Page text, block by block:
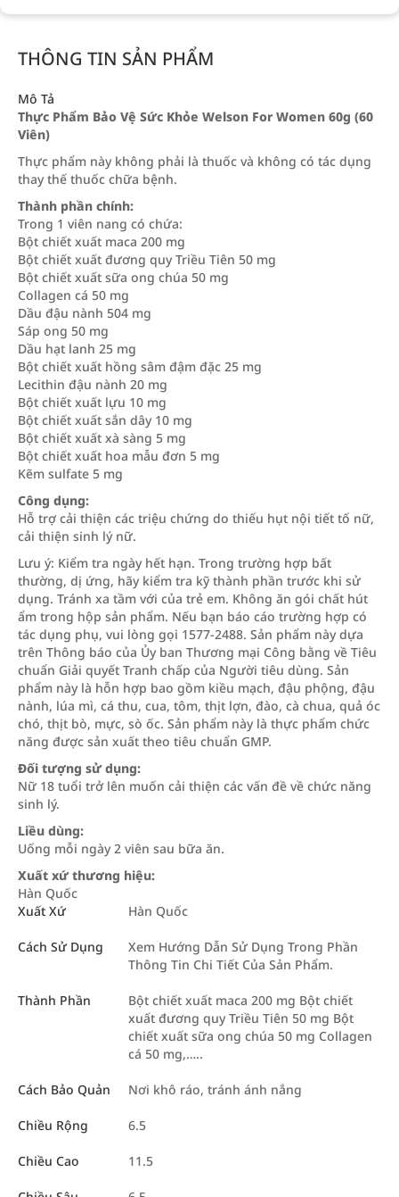
THÔNG TIN SẢN PHẨM
Mô Tả
Thực Phẩm Bảo Vệ Sức Khỏe Welson For Women 60g (60
Viên)
Thực phẩm này không phải là thuốc và không có tác dụng
thay thế thuốc chữa bệnh.
Thành phần chính:
Trong 1 viên nang có chứa:
Bột chiết xuất maca 200 mg
Bột chiết xuất đương quy Triều Tiên 50 mg
Bột chiết xuất sữa ong chúa 50 mg
Collagen cá 50 mg
Dầu đậu nành 504 mg
Sáp ong 50 mg
Dầu hạt lanh 25 mg
Bột chiết xuất hồng sâm đậm đặc 25 mg
Lecithin đậu nành 20 mg
Bột chiết xuất lựu 10 mg
Bột chiết xuất sắn dây 10 mg
Bột chiết xuất xà sàng 5 mg
Bột chiết xuất hoa mẫu đơn 5 mg
Kẽm sulfate 5 mg
Công dụng:
Hỗ trợ cải thiện các triệu chứng do thiếu hụt nội tiết tố nữ,
cải thiện sinh lý nữ.
Lưu ý: Kiểm tra ngày hết hạn. Trong trường hợp bất
thường, dị ứng, hãy kiểm tra kỹ thành phần trước khi sử
dụng. Tránh xa tầm với của trẻ em. Không ăn gói chất hút
ẩm trong hộp sản phẩm. Nếu bạn báo cáo trường hợp có
tác dụng phụ, vui lòng gọi 1577-2488. Sản phẩm này dựa
trên Thông báo của Ủy ban Thương mại Công bằng về Tiêu
chuẩn Giải quyết Tranh chấp của Người tiêu dùng. Sản
phẩm này là hỗn hợp bao gồm kiều mạch, đậu phộng, đậu
nành, lúa mì, cá thu, cua, tôm, thịt lợn, đào, cà chua, quả óc
chó, thịt bò, mực, sò ốc. Sản phẩm này là thực phẩm chức
năng được sản xuất theo tiêu chuẩn GMP.
Đối tượng sử dụng:
Nữ 18 tuổi trở lên muốn cải thiện các vấn đề về chức năng
sinh lý.
Liều dùng:
Uống mỗi ngày 2 viên sau bữa ăn.
Xuất xứ thương hiệu:
Hàn Quốc
Xuất Xứ
Hàn Quốc
Cách Sử Dụng
Xem Hướng Dẫn Sử Dụng Trong Phần
Thông Tin Chi Tiết Của Sản Phẩm.
Thành Phần
Bột chiết xuất maca 200 mg Bột chiết
xuất đương quy Triều Tiên 50 mg Bột
chiết xuất sữa ong chúa 50 mg Collagen
cá 50 mg,…..
Cách Bảo Quản Nơi khô ráo, tránh ánh nắng
Chiều Rộng 6.5
Chiều Cao 11.5